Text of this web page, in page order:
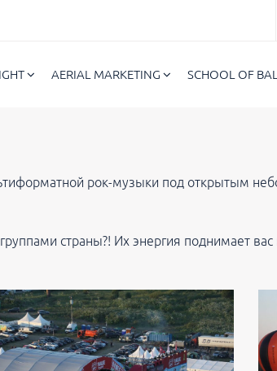
AERIAL MARKETING SCHOOL OF
рок-музыки под открытым
страны?! Их энергия поднимает